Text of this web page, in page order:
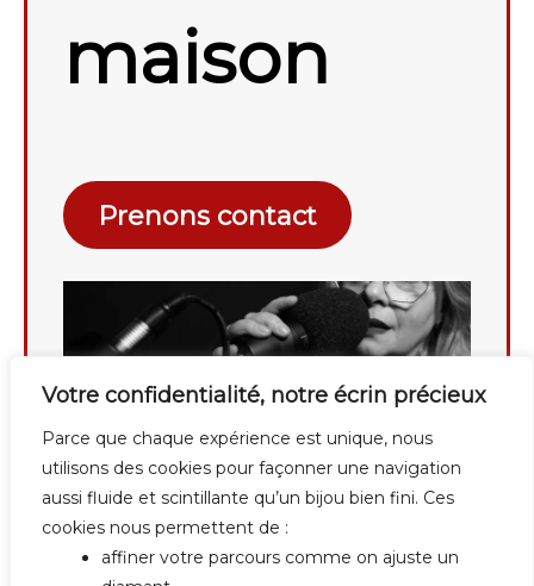
Votre confidentialité, notre écrin précieux
Parce que chaque expérience est unique, nous
utilisons des cookies pour façonner une navigation
aussi fluide et scintillante qu’un bijou bien fini. Ces
cookies nous permettent de :
affiner votre parcours comme on ajuste un
maison
Prenons contact